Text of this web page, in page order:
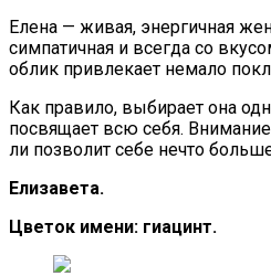
Елена — живая, энергичная
симпатичная и всегда со
облик привлекает немало
Как правило, выбирает она
посвящает всю себя.
ли позволит себе нечто
Елизавета.
Цветок имени: гиацинт.